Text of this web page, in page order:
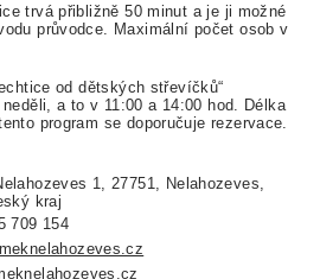
trvá přibližně 50 minut a je ji možné
průvodce. Maximální počet osob v
od dětských střevíčků“
a to v 11:00 a 14:00 hod. Délka
program se doporučuje rezervace.
1, 27751, Nelahozeves,
kraj
709 154